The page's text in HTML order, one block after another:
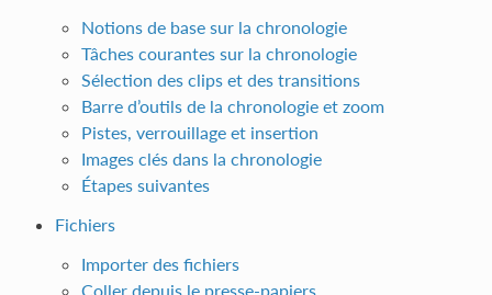
Notions de base sur la chronologie
Tâches courantes sur la chronologie
Sélection des clips et des transitions
Barre d’outils de la chronologie et zoom
Pistes, verrouillage et insertion
Images clés dans la chronologie
Étapes suivantes
Fichiers
Importer des fichiers
Coller depuis le presse-papiers